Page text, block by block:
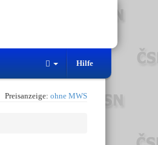
Hilfe
Preisanzeige: ohne MWS